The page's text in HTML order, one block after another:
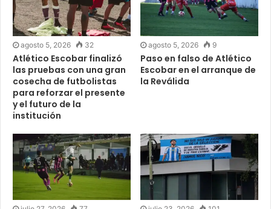
agosto 5, 2026 32
Atlético Escobar finalizó
las pruebas con una gran
cosecha de futbolistas
para reforzar el presente
y el futuro de la
institución
agosto 5, 2026 9
Paso en falso de Atlético
Escobar en el arranque de
la Reválida